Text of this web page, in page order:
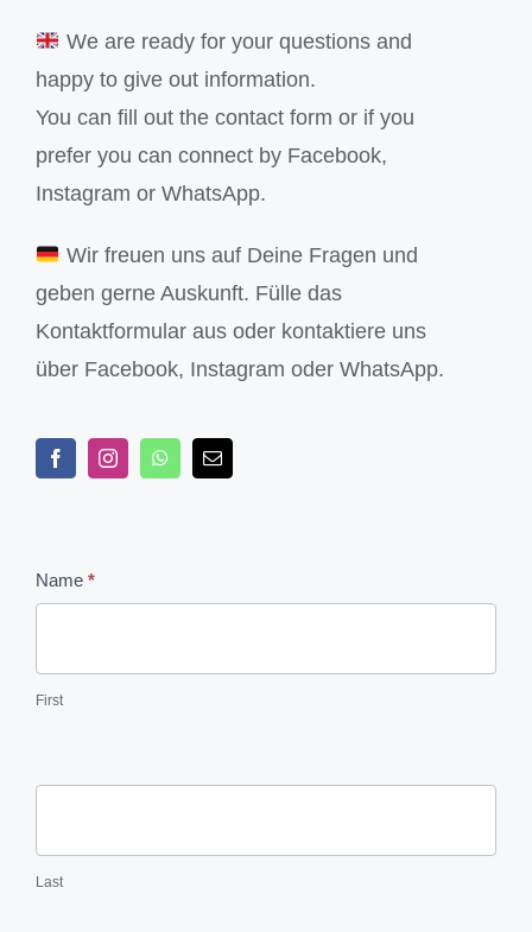
We are ready for your questions and
happy to give out information.
You can fill out the contact form or if you
prefer you can connect by Facebook,
Instagram or WhatsApp.
Wir freuen uns auf Deine Fragen und
geben gerne Auskunft. Fülle das
Kontaktformular aus oder kontaktiere uns
über Facebook, Instagram oder WhatsApp.
Contact
Name *
First
Last